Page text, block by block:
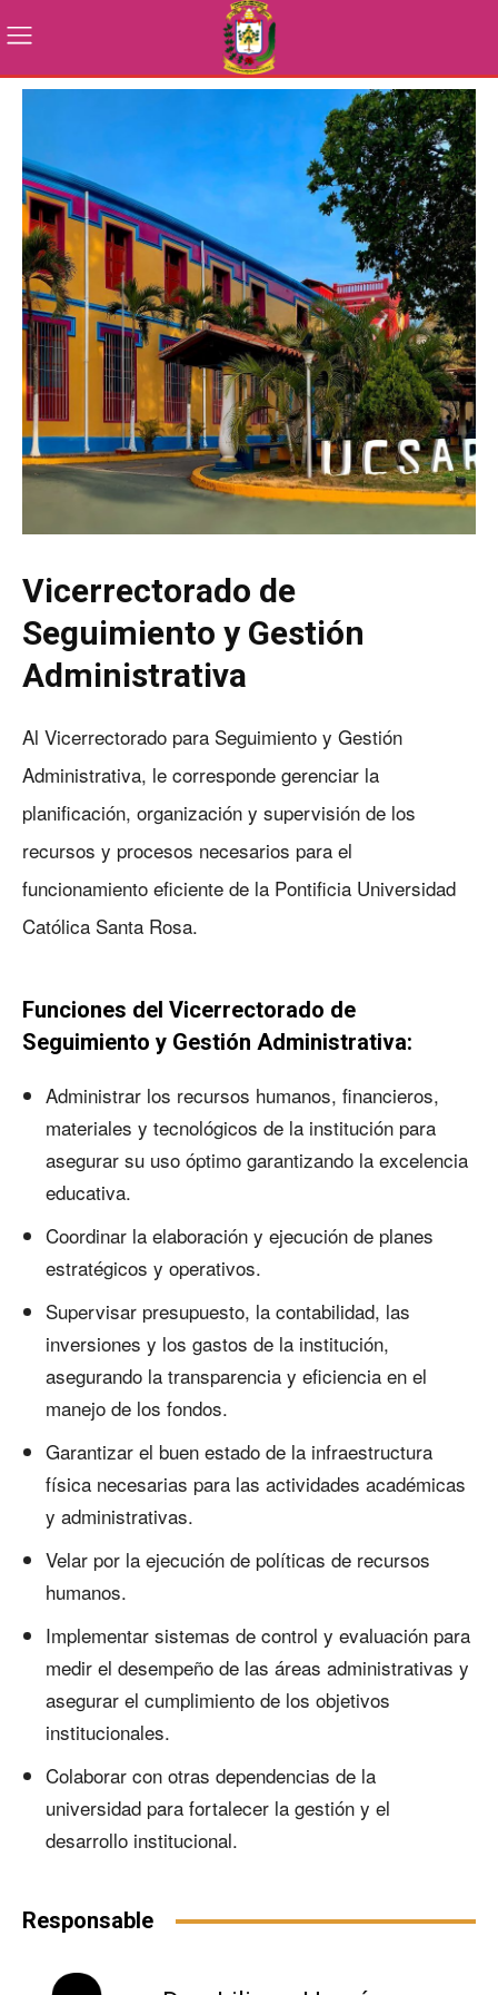
Vicerrectorado de
Seguimiento y Gestión
Administrativa
Al Vicerrectorado para Seguimiento y Gestión
Administrativa, le corresponde gerenciar la
planificación, organización y supervisión de los
recursos y procesos necesarios para el
funcionamiento eficiente de la Pontificia Universidad
Católica Santa Rosa.
Funciones del Vicerrectorado de
Seguimiento y Gestión Administrativa:
Administrar los recursos humanos, financieros,
materiales y tecnológicos de la institución para
asegurar su uso óptimo garantizando la excelencia
educativa.
Coordinar la elaboración y ejecución de planes
estratégicos y operativos.
Supervisar presupuesto, la contabilidad, las
inversiones y los gastos de la institución,
asegurando la transparencia y eficiencia en el
manejo de los fondos.
Garantizar el buen estado de la infraestructura
física necesarias para las actividades académicas
y administrativas.
Velar por la ejecución de políticas de recursos
humanos.
Implementar sistemas de control y evaluación para
medir el desempeño de las áreas administrativas y
asegurar el cumplimiento de los objetivos
institucionales.
Colaborar con otras dependencias de la
universidad para fortalecer la gestión y el
desarrollo institucional.
Responsable